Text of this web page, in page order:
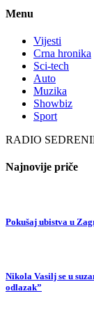
Menu
Vijesti
Crna hronika
Sci-tech
Auto
Muzika
Showbiz
Sport
RADIO
Najnovije priče
Pokušaj ubistva u
Nikola Vasilj se u
odlazak”